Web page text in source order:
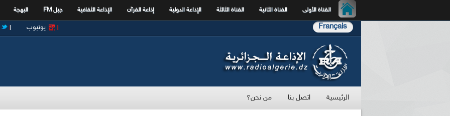
القناة الأولى القناة الثانية القناة الثالثة الإذاعة الدولية إذاعة القرآن الإذاعة الثقافية جيل FM البهجة
Français يوتيوب
الرئيسية اتصل بنا من نحن؟